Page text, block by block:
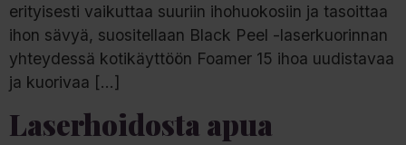
erityisesti vaikuttaa suuriin ihohuokosiin ja tasoittaa
ihon sävyä, suositellaan Black Peel -laserkuorinnan
yhteydessä kotikäyttöön Foamer 15 ihoa uudistavaa
ja kuorivaa […]
Laserhoidosta apua